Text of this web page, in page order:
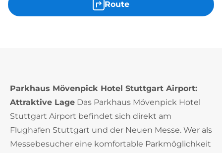
Route
Parkhaus Mövenpick Hotel Stuttgart Airport:
Attraktive Lage Das Parkhaus Mövenpick Hotel
Stuttgart Airport befindet sich direkt am
Flughafen Stuttgart und der Neuen Messe. Wer als
Messebesucher eine komfortable Parkmöglichkeit